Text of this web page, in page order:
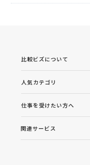
比較ビズについて
人気カテゴリ
仕事を受けたい方へ
関連サービス